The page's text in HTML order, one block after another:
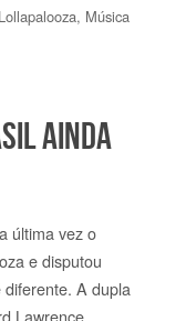
Lollapalooza, Música
ainda
última vez o
e disputou
A dupla